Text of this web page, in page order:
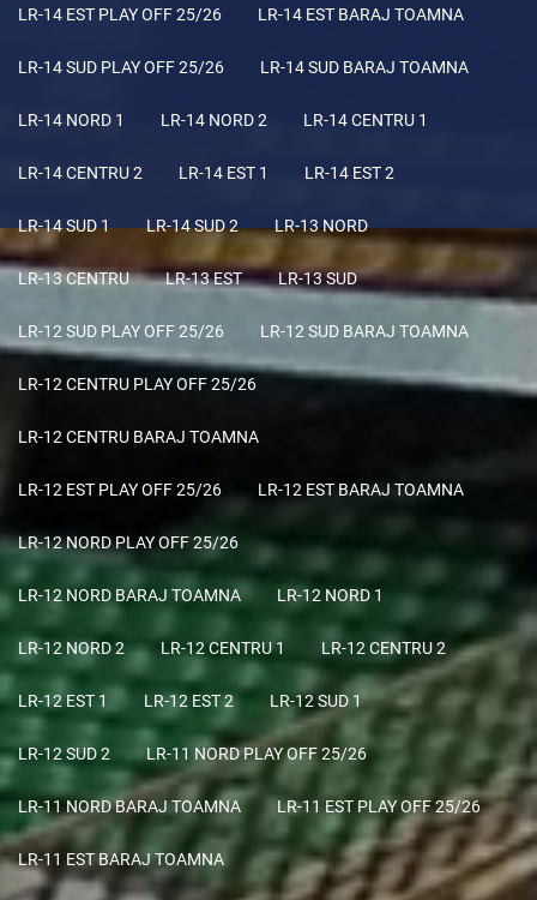
LR-14 EST PLAY OFF 25/26 LR-14 EST BARAJ TOAMNA
LR-14 SUD PLAY OFF 25/26 LR-14 SUD BARAJ TOAMNA
LR-14 NORD 1 LR-14 NORD 2 LR-14 CENTRU 1
LR-14 CENTRU 2 LR-14 EST 1 LR-14 EST 2
LR-14 SUD 1 LR-14 SUD 2 LR-13 NORD
LR-13 CENTRU LR-13 EST LR-13 SUD
LR-12 SUD PLAY OFF 25/26 LR-12 SUD BARAJ TOAMNA
LR-12 CENTRU PLAY OFF 25/26
LR-12 CENTRU BARAJ TOAMNA
LR-12 EST PLAY OFF 25/26 LR-12 EST BARAJ TOAMNA
LR-12 NORD PLAY OFF 25/26
LR-12 NORD BARAJ TOAMNA LR-12 NORD 1
LR-12 NORD 2 LR-12 CENTRU 1 LR-12 CENTRU 2
LR-12 EST 1 LR-12 EST 2 LR-12 SUD 1
LR-12 SUD 2 LR-11 NORD PLAY OFF 25/26
LR-11 NORD BARAJ TOAMNA LR-11 EST PLAY OFF 25/26
LR-11 EST BARAJ TOAMNA